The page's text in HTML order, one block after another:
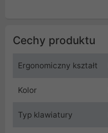
Cechy produktu
Ergonomiczny kształt
Kolor
Typ klawiatury